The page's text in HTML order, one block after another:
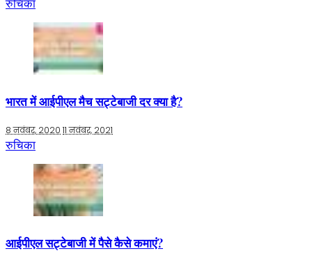
भारत में आईपीएल मैच सट्टेबाजी दर क्या है?
8 नवंबर, 202011 नवंबर, 2021
रुचिका
आईपीएल सट्टेबाजी में पैसे कैसे कमाएं?